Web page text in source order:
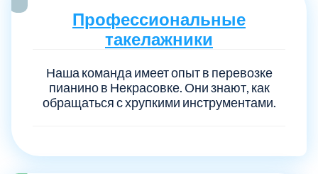
Профессиональные
такелажники
Наша команда имеет опыт в перевозке
пианино в Некрасовке. Они знают, как
обращаться с хрупкими инструментами.